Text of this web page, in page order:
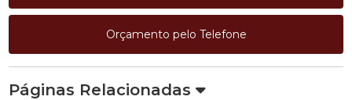
Orçamento pelo Telefone
Páginas Relacionadas